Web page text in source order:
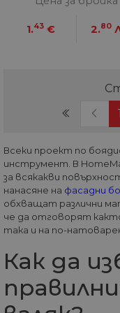
1.43 € 2.80
1
Всеки проект по
инструмент. В
за всякакви
нанасяне на фасадни
обхващат различни
че да отговорят
така и на по-
Как да